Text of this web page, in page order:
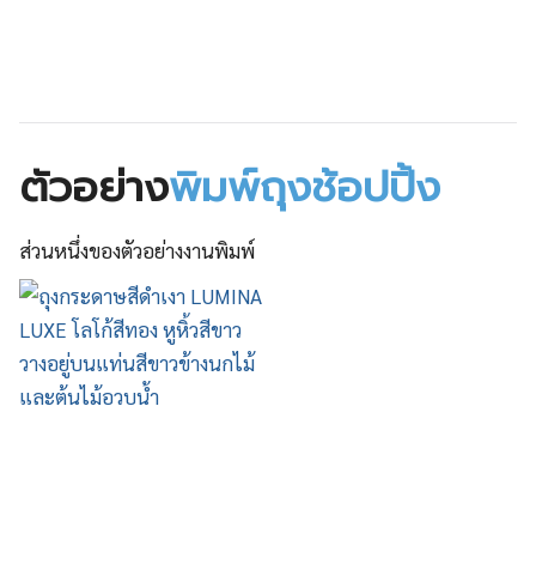
ตัวอย่างพิมพ์ถุงช้อปปิ้ง
ส่วนหนึ่งของตัวอย่างงานพิมพ์